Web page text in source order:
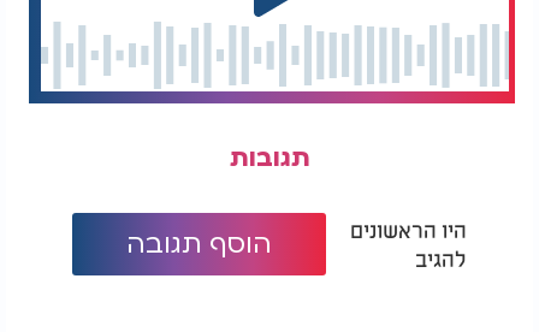
תגובות
היו הראשונים
להגיב
הוסף תגובה